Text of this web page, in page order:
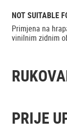
NOT SUITABLE
Primjena na
vinilnim zidnim
PRIJE